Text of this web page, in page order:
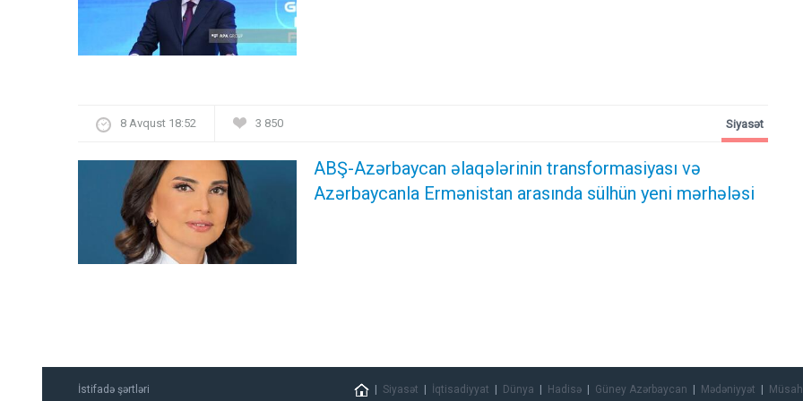
8 Avqust 18:52 3 850
ABŞ-Azərbaycan əlaqələrinin transformasiyası və
Azərbaycanla Ermənistan arasında sülhün yeni mərhələsi
Siyasət
Siyasət İqtisadiyyat Dünya Hadisə Güney Azərbaycan Mədəniyyət
İstifadə şərtləri